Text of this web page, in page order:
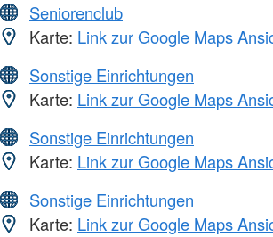
Seniorenclub
Karte: Link zur Google Maps
Sonstige Einrichtungen
Karte: Link zur Google Maps
Sonstige Einrichtungen
Karte: Link zur Google Maps
Sonstige Einrichtungen
Karte: Link zur Google Maps